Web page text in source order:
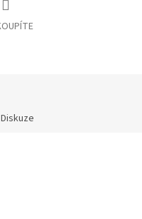
Diskuze